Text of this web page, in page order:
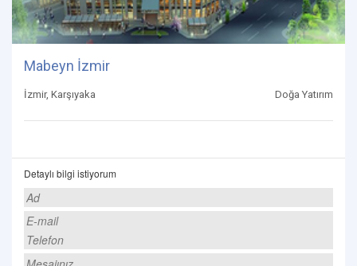
Mabeyn İzmir
İzmir, Karşıyaka Doğa Yatırım
Detaylı bilgi istiyorum